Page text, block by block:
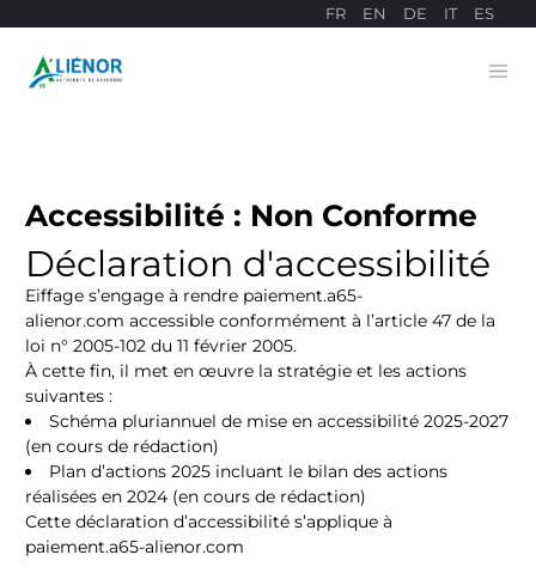
FR EN DE IT ES
Sitio web de pagos
Accessibilité : Non Conforme
Déclaration d'accessibilité
Eiffage s’engage à rendre paiement.a65-
alienor.com accessible conformément à l’article 47 de la
loi n° 2005-102 du 11 février 2005.
À cette fin, il met en œuvre la stratégie et les actions
suivantes :
Schéma pluriannuel de mise en accessibilité 2025-2027
(en cours de rédaction)
Plan d’actions 2025 incluant le bilan des actions
réalisées en 2024 (en cours de rédaction)
Cette déclaration d’accessibilité s’applique à
paiement.a65-alienor.com